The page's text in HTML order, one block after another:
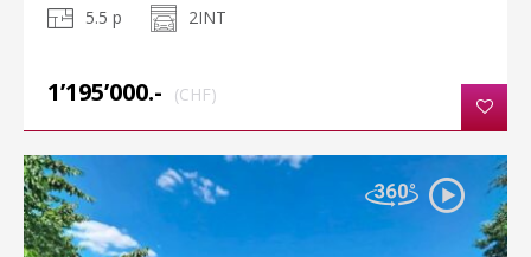
5.5 p 2INT
1’195’000.- (CHF)